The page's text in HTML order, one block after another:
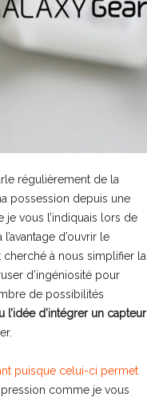
régulièrement de la
possession depuis une
vous l’indiquais lors de
d’ouvrir le
à nous simplifier la
d’ingéniosité pour
de possibilités
l’idée d’intégrer un capteur
puisque celui-ci permet
comme je vous